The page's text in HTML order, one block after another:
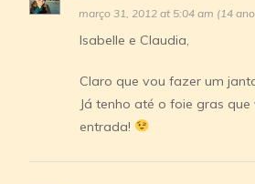
março 31, 2012 at 5:04 am (14
Isabelle e Claudia,
Claro que vou fazer um
Já tenho até o foie gras que
entrada!